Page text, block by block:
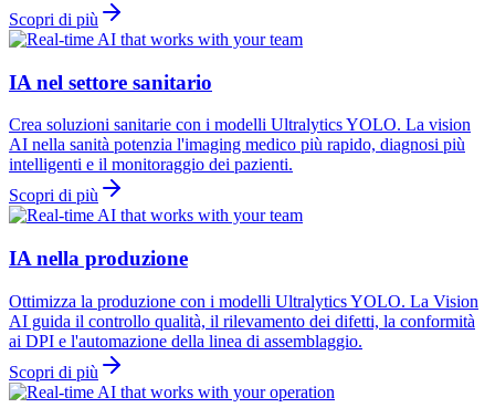
Scopri di più
IA nel settore sanitario
Crea soluzioni sanitarie con i modelli Ultralytics YOLO. La vision
AI nella sanità potenzia l'imaging medico più rapido, diagnosi più
intelligenti e il monitoraggio dei pazienti.
Scopri di più
IA nella produzione
Ottimizza la produzione con i modelli Ultralytics YOLO. La Vision
AI guida il controllo qualità, il rilevamento dei difetti, la conformità
ai DPI e l'automazione della linea di assemblaggio.
Scopri di più